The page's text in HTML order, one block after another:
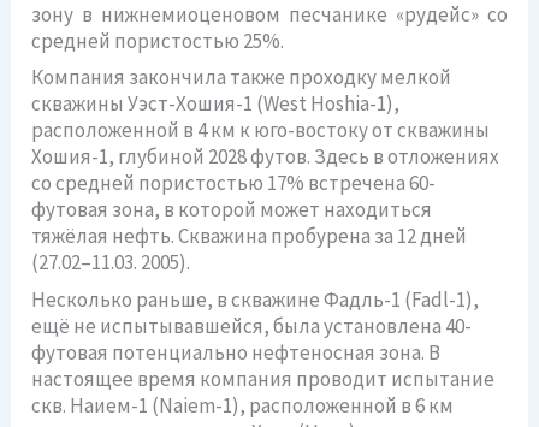
зону в нижнемиоценовом песчанике «рудейс» со
средней пористостью 25%.
Компания закончила также проходку мелкой
скважины Уэст-Хошия-1 (West Hoshia-1),
расположенной в 4 км к юго-востоку от скважины
Хошия-1, глубиной 2028 футов. Здесь в отложениях
со средней пористостью 17% встречена 60-
футовая зона, в которой может находиться
тяжёлая нефть. Скважина пробурена за 12 дней
(27.02–11.03. 2005).
Несколько раньше, в скважине Фадль-1 (Fadl-1),
ещё не испытывавшейся, была установлена 40-
футовая потенциально нефтеносная зона. В
настоящее время компания проводит испытание
скв. Наием-1 (Naiem-1), расположенной в 6 км